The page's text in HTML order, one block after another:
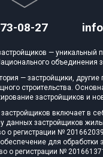
08-27
— уникальный
объединения
— застройщики,
строительства.
застройщиков и
включает в
данных застройщиков
о регистрации №
для обработки
о регистрации №